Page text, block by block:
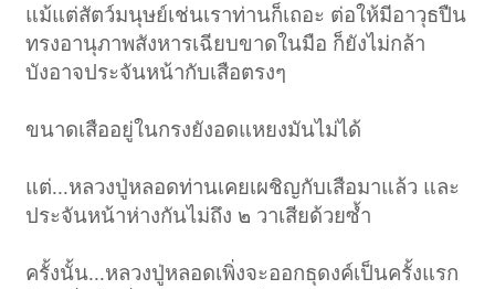
แม้แต่สัตว์มนุษย์เช่นเราท่านก็เถอะ ต่อให้มีอาวุธปืน
ทรงอานุภาพสังหารเฉียบขาดในมือ ก็ยังไม่กล้า
บังอาจประจันหน้ากับเสือตรงๆ
ขนาดเสืออยู่ในกรงยังอดแหยงมันไม่ได้
แต่...หลวงปู่หลอดท่านเคยเผชิญกับเสือมาแล้ว และ
ประจันหน้าห่างกันไม่ถึง ๒ วาเสียด้วยซ้ำ
ครั้งนั้น...หลวงปู่หลอดเพิ่งจะออกธุดงค์เป็นครั้งแรก